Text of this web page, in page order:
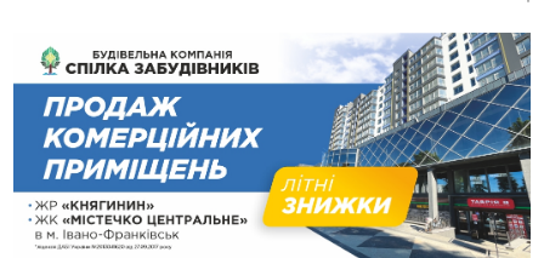
рекордсмен за зростанням цін на житло
16:48
ВІДЕО Де безпечно купатися на Прикарпатті?
16:20
У Франківську дружина загиблого воїна створила
організацію «КОД 7'Я», аби підтримувати військових та їхні
сім'ї
15:57
У Коломиї на одній з вулиць встановлять комплекс
автоматичної фіксації швидкості
15:29
Війна забрала життя трьох воїнів з Прикарпаття